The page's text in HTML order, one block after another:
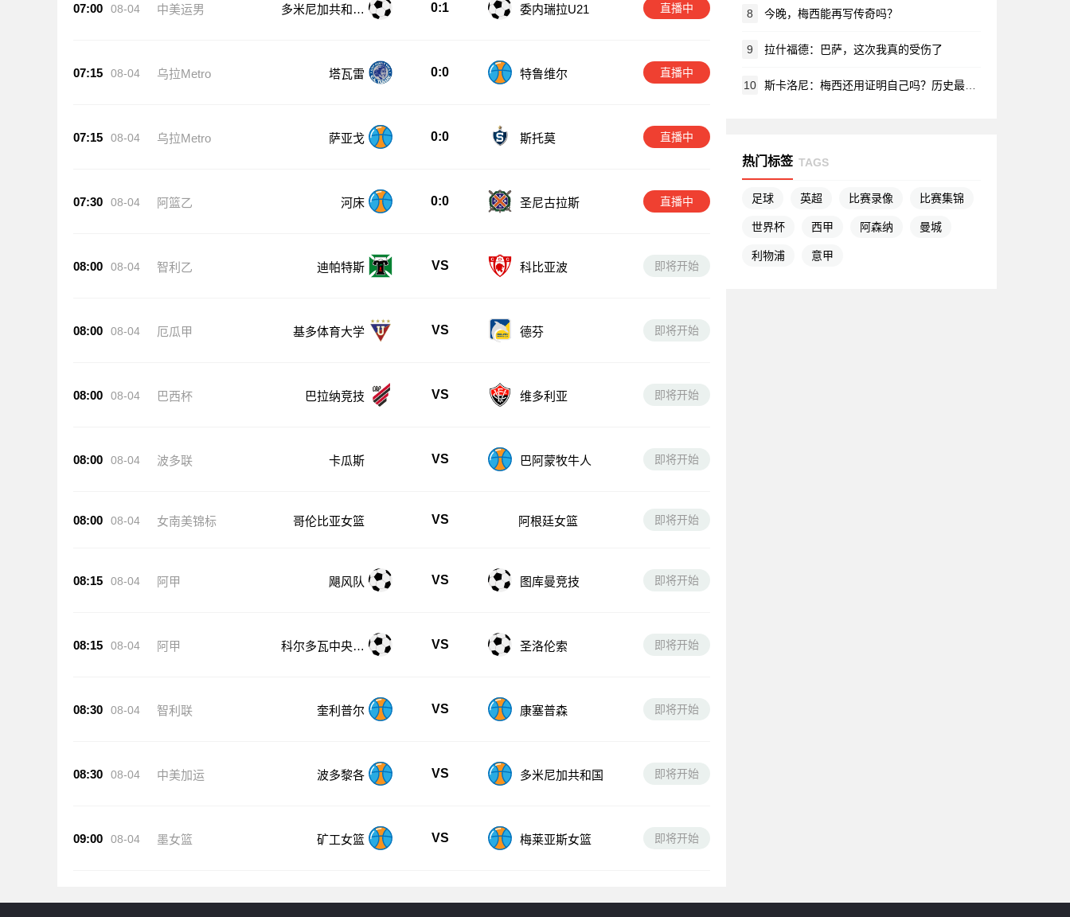
07:00 08-04 中美运男
多米尼加共和国
0:1 委内瑞拉U21 直播中
07:15 08-04 乌拉Metro 塔瓦雷 0:0 特鲁维尔 直播中
07:15 08-04 乌拉Metro 萨亚戈 0:0 斯托莫 直播中
07:30 08-04 阿篮乙 河床 0:0 圣尼古拉斯 直播中
08:00 08-04 智利乙 迪帕特斯 VS 科比亚波 即将开始
08:00 08-04 厄瓜甲 基多体育大学 VS 德芬 即将开始
08:00 08-04 巴西杯 巴拉纳竞技 VS 维多利亚 即将开始
08:00 08-04 波多联 卡瓜斯 VS 巴阿蒙牧牛人 即将开始
08:00 08-04 女南美锦标 哥伦比亚女篮 VS 阿根廷女篮 即将开始
08:15 08-04 阿甲 飓风队 VS 图库曼竞技 即将开始
08:15 08-04 阿甲
科尔多瓦中央S
VS 圣洛伦索 即将开始
08:30 08-04 智利联 奎利普尔 VS 康塞普森 即将开始
8 今晚，梅西能再写传奇吗？
9 拉什福德：巴萨，这次我真的受伤了
10 斯卡洛尼：梅西还用证明自己吗？历史最佳，其实早就没悬念了
热门标签 TAGS
足球 英超 比赛录像 比赛集锦
世界杯 西甲 阿森纳 曼城
利物浦 意甲